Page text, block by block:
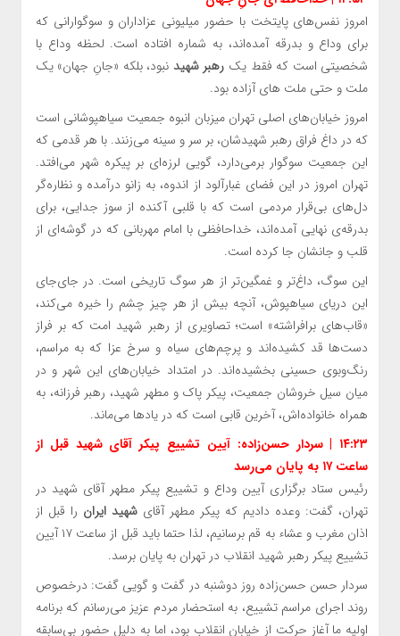
امروز نفس‌های پایتخت با حضور میلیونی عزاداران و سوگوارانی که
برای وداع و بدرقه‌ آمده‌اند، به شماره افتاده است. لحظه‌ وداع با
شخصیتی است که فقط یک رهبر شهید نبود، بلکه «جانِ جهان» یک
ملت و حتی ملت های آزاده بود.
امروز خیابان‌های اصلی تهران میزبان انبوه جمعیت سیاهپوشانی است
که در داغ فراق رهبر شهیدشان، بر سر و سینه می‌زنند. با هر قدمی که
این جمعیت سوگوار برمی‌دارد، گویی لرزه‌ای بر پیکره‌ شهر می‌افتد.
تهران امروز در این فضای غبارآلود از اندوه، به زانو درآمده و نظاره‌گر
دل‌های بی‌قرار مردمی است که با قلبی آکنده از سوز جدایی، برای
بدرقه‌ی نهایی آمده‌اند، خداحافظی با امام مهربانی که در گوشه‌ای از
قلب و جانشان جا کرده است.
این سوگ، داغ‌تر و غمگین‌تر از هر سوگ تاریخی است. در جای‌جای
این دریای سیاهپوش، آنچه بیش از هر چیز چشم را خیره می‌کند،
«قاب‌های برافراشته» است؛ تصاویری از رهبر شهید امت که بر فراز
دست‌ها قد کشیده‌اند و پرچم‌های سیاه و سرخ عزا که به مراسم،
رنگ‌وبوی حسینی بخشیده‌اند. در امتداد خیابان‌های این شهر و در
میان سیل خروشان جمعیت، پیکر پاک و مطهر شهید، رهبر فرزانه، به
همراه خانواده‌اش، آخرین قابی است که در یادها می‌ماند.
۱۴:۲۳ | سردار حسن‌زاده: آیین تشییع پیکر آقای شهید قبل از
ساعت ۱۷ به پایان می‌رسد
رئیس ستاد برگزاری آیین وداع و تشییع پیکر مطهر آقای شهید در
تهران، گفت: وعده دادیم که پیکر مطهر آقای شهید ایران را قبل از
اذان مغرب و عشاء به قم برسانیم، لذا حتما باید قبل از ساعت ۱۷ آیین
تشییع پیکر رهبر شهید انقلاب در تهران به پایان برسد.
سردار حسن حسن‌زاده روز دوشنبه در گفت و گویی گفت: درخصوص
روند اجرای مراسم تشییع، به استحضار مردم عزیز می‌رسانم که برنامه
اولیه ما آغاز حرکت از خیابان انقلاب بود، اما به دلیل حضور بی‌سابقه